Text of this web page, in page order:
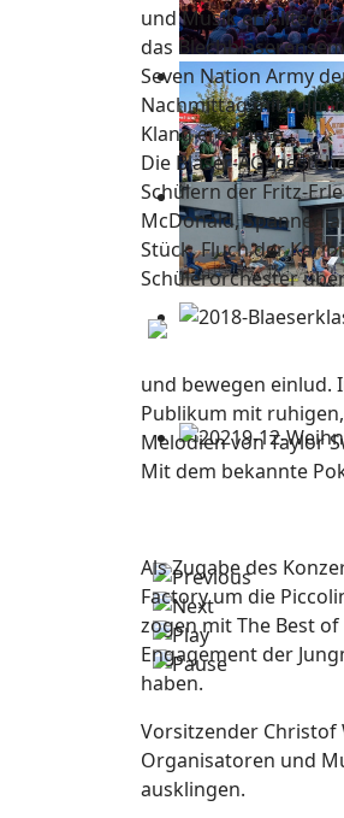
und Musik erfüllte
das
Seven Nation Army
Nachmittag mit
Klang eröffnete.
Die Bläser-AG,
Schülern der Fritz-
McDonald,
Stück, Fluch der
Schülerorchester
und bewegen einlud.
Publikum mit
Melodien von Taylor
Mit dem bekannte
Als Zugabe des
Factory um die
zogen mit The Best
Engagement der
haben.
Vorsitzender Christof
Organisatoren und
ausklingen.